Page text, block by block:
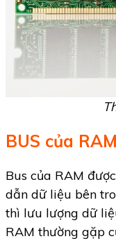
BUS của RAM
Bus của RAM
dẫn dữ liệu bên
thì lưu lượng dữ
RAM thường gặp